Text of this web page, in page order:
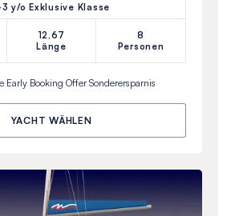
3 y/o Exklusive Klasse
12,67
Länge
8
Personen
Early Booking OfferSonderersparnis
YACHT WÄHLEN